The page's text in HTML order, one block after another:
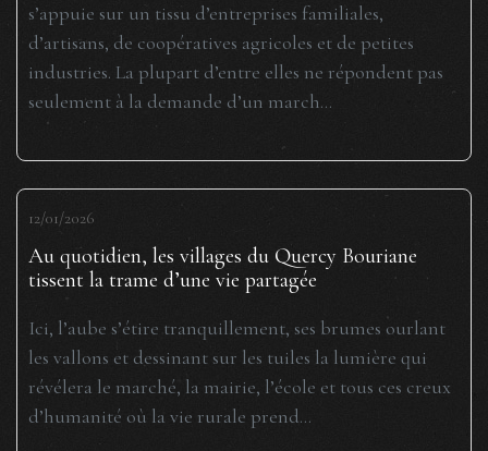
s’appuie sur un tissu d’entreprises familiales,
d’artisans, de coopératives agricoles et de petites
industries. La plupart d’entre elles ne répondent pas
seulement à la demande d’un march...
12/01/2026
Au quotidien, les villages du Quercy Bouriane
tissent la trame d’une vie partagée
Ici, l’aube s’étire tranquillement, ses brumes ourlant
les vallons et dessinant sur les tuiles la lumière qui
révélera le marché, la mairie, l’école et tous ces creux
d’humanité où la vie rurale prend...